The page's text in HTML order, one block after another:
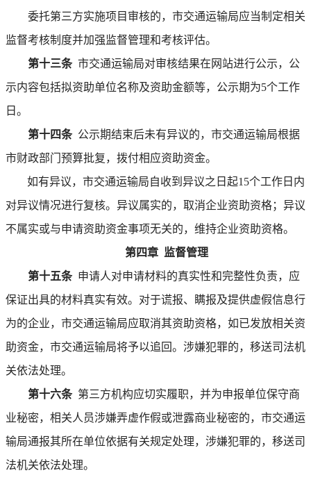
委托第三方实施项目审核的，市交通运输局应当制定相关
监督考核制度并加强监督管理和考核评估。
第十三条市交通运输局对审核结果在网站进行公示，公
示内容包括拟资助单位名称及资助金额等，公示期为5个工作
日。
第十四条公示期结束后未有异议的，市交通运输局根据
市财政部门预算批复，拨付相应资助资金。
如有异议，市交通运输局自收到异议之日起15个工作日内
对异议情况进行复核。异议属实的，取消企业资助资格；异议
不属实或与申请资助资金事项无关的，维持企业资助资格。
第四章 监督管理
第十五条申请人对申请材料的真实性和完整性负责，应
保证出具的材料真实有效。对于谎报、瞒报及提供虚假信息行
为的企业，市交通运输局应取消其资助资格，如已发放相关资
助资金，市交通运输局将予以追回。涉嫌犯罪的，移送司法机
关依法处理。
第十六条第三方机构应切实履职，并为申报单位保守商
业秘密，相关人员涉嫌弄虚作假或泄露商业秘密的，市交通运
输局通报其所在单位依据有关规定处理，涉嫌犯罪的，移送司
法机关依法处理。